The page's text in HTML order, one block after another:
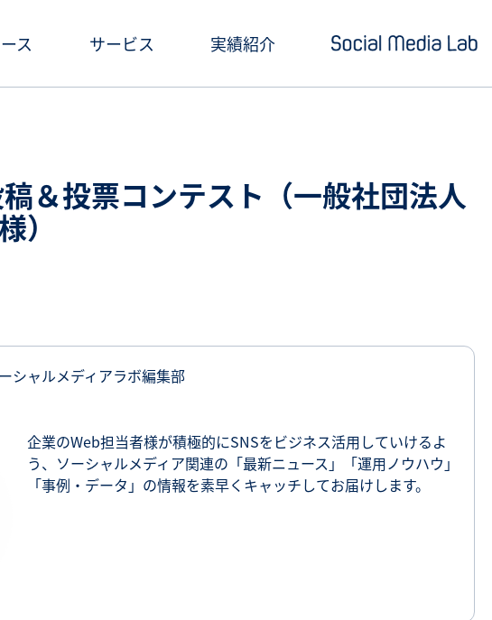
ス サービス
クリエイティブ制作・撮影
インフルエンサーPR
SNS広告運用
SNS勉強会・eラーニング
実績紹介
お役立ち資料ダウン
＆投票コンテスト（一般社団法人
）
シャルメディアラボ編集部
企業のWeb担当者様が積極的にSNSをビジネス活用していけるよ
う、ソーシャルメディア関連の「最新ニュース」「運用ノウハウ」
「事例・データ」の情報を素早くキャッチしてお届けします。